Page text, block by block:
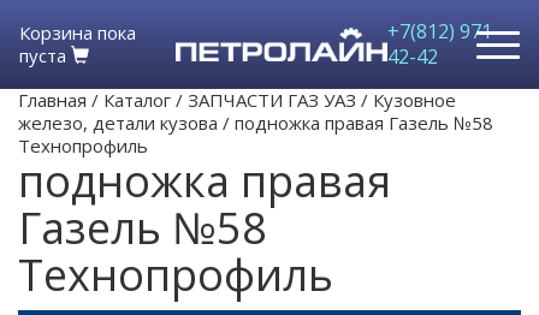
Корзина пока
пуста
+7(812) 971-
42-42
Главная / Каталог / ЗАПЧАСТИ ГАЗ УАЗ / Кузовное
железо, детали кузова / подножка правая Газель №58
Технопрофиль
подножка правая
Газель №58
Технопрофиль